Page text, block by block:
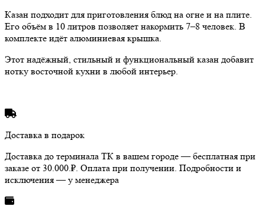
Казан подходит для приготовления блюд на огне и на плите.
Его объём в 10 литров позволяет накормить 7–8 человек. В
комплекте идёт алюминиевая крышка.
Этот надёжный, стильный и функциональный казан добавит
нотку восточной кухни в любой интерьер.
Доставка в подарок
Доставка до терминала ТК в вашем городе — бесплатная при
заказе от 30.000.₽. Оплата при получении. Подробности и
исключения — у менеджера